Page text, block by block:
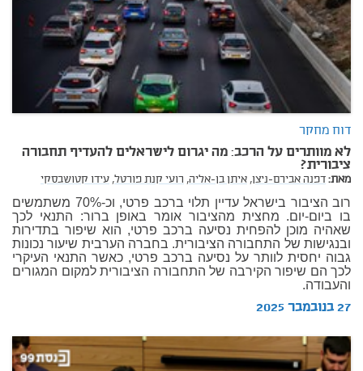
דוח מחקר
לא מוותרים על הרכב: מה יגרום לישראלים להעדיף תחבורה
ציבורית?
מאת:דפנה אבירם-ניצן,איתן בן-אליה,רועי קנת פורטל,עידו קטושבסקי
רוב הציבור בישראל עדיין תלוי ברכב פרטי, וכ-70% משתמשים
בו ביום-יום. מחצית מהציבור אומר באופן ברור: התנאי לכך
שאהיה מוכן להפחית נסיעה ברכב פרטי, הוא שיפור בתדירות
ובנגישות של התחבורה הציבורית. בחברה הערבית שיעור נכונות
גבוה יחסית לוותר על נסיעה ברכב פרטי, כאשר התנאי העיקרי
לכך הם שיפור הקירבה של התחבורה הציבורית למקום המגורים
והעבודה.
27 בנובמבר 2025